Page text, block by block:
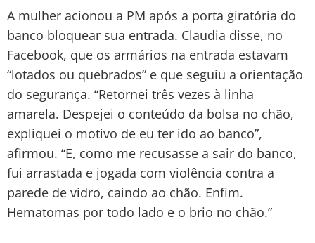
A mulher acionou a PM após a porta giratória do
banco bloquear sua entrada. Claudia disse, no
Facebook, que os armários na entrada estavam
“lotados ou quebrados” e que seguiu a orientação
do segurança. “Retornei três vezes à linha
amarela. Despejei o conteúdo da bolsa no chão,
expliquei o motivo de eu ter ido ao banco”,
afirmou. “E, como me recusasse a sair do banco,
fui arrastada e jogada com violência contra a
parede de vidro, caindo ao chão. Enfim.
Hematomas por todo lado e o brio no chão.”